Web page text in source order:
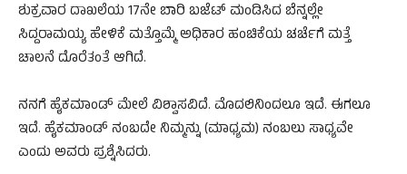
ಶುಕ್ರವಾರ ದಾಖಲೆಯ 17ನೇ ಬಾರಿ ಬಜೆಟ್ ಮಂಡಿಸಿದ ಬೆನ್ನಲ್ಲೇ
ಸಿದ್ದರಾಮಯ್ಯ ಹೇಳಿಕೆ ಮತ್ತೊಮ್ಮೆ ಅಧಿಕಾರ ಹಂಚಿಕೆಯ ಚರ್ಚೆಗೆ ಮತ್ತೆ
ಚಾಲನೆ ದೊರೆತಂತೆ ಆಗಿದೆ.
ನನಗೆ ಹೈಕಮಾಂಡ್ ಮೇಲೆ ವಿಶ್ವಾಸವಿದೆ. ಮೊದಲಿನಿಂದಲೂ ಇದೆ. ಈಗಲೂ
ಇದೆ. ಹೈಕಮಾಂಡ್ ನಂಬದೇ ನಿಮ್ಮನ್ನು (ಮಾಧ್ಯಮ) ನಂಬಲು ಸಾಧ್ಯವೇ
ಎಂದು ಅವರು ಪ್ರಶ್ನೆಸಿದರು.